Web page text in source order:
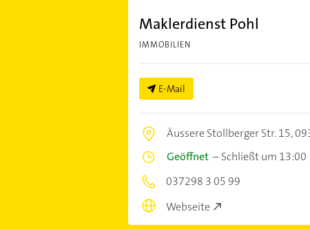
Maklerdienst Pohl
IMMOBILIEN
E-Mail
Äussere Stollberger Str. 15,
Geöffnet–Schließt um 13:00
037298 3 05 99
Webseite